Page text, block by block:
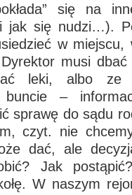
się na
jak się nudzi…).
w
musi dbać
leki, albo ze
buncie –
sprawę do sądu
czyt. nie
dać, ale
Jak
W naszym